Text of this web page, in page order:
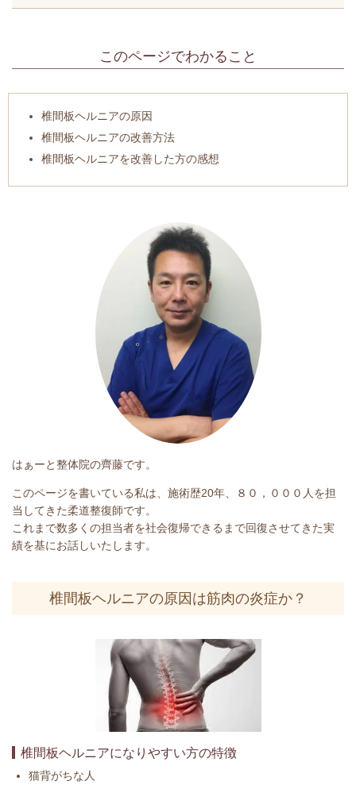
このページでわかること
椎間板ヘルニアの原因
椎間板ヘルニアの改善方法
椎間板ヘルニアを改善した方の感想
はぁーと整体院の齊藤です。
このページを書いている私は、施術歴20年、８０，０００人を担
当してきた柔道整復師です。
これまで数多くの担当者を社会復帰できるまで回復させてきた実
績を基にお話しいたします。
椎間板ヘルニアの原因は筋肉の炎症か？
椎間板ヘルニアになりやすい方の特徴
猫背がちな人